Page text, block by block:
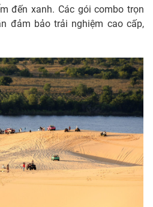
đến xanh. Các gói combo trọn
đảm bảo trải nghiệm cao cấp,